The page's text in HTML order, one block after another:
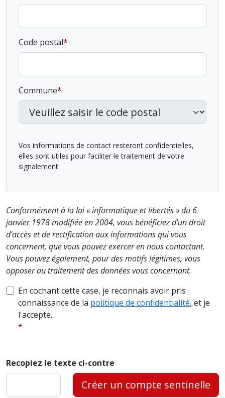
Code postal
Commune
Vos informations de contact resteront confidentielles,
elles sont utiles pour faciliter le traitement de votre
signalement.
Conformément à la loi « informatique et libertés » du 6
janvier 1978 modifiée en 2004, vous bénéficiez d'un droit
d'accès et de rectification aux informations qui vous
concernent, que vous pouvez exercer en nous contactant.
Vous pouvez également, pour des motifs légitimes, vous
opposer au traitement des données vous concernant.
En cochant cette case, je reconnais avoir pris
connaissance de la politique de confidentialité, et je
l'accepte.
Recopiez le texte ci-contre
Créer un compte sentinelle